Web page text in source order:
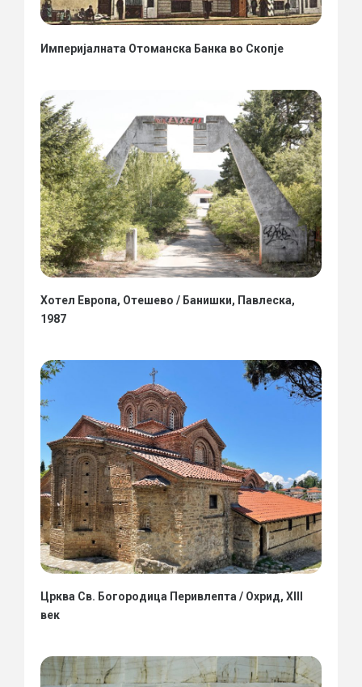
Империјалната Отоманска Банка во Скопје
Хотел Европа, Отешево / Банишки, Павлеска,
1987
Црква Св. Богородица Перивлепта / Охрид, XIII
век